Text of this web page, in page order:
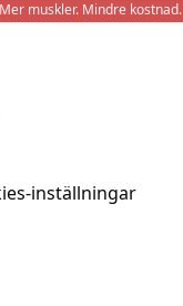
Mer muskler. Mindre kostnad.
inställningar